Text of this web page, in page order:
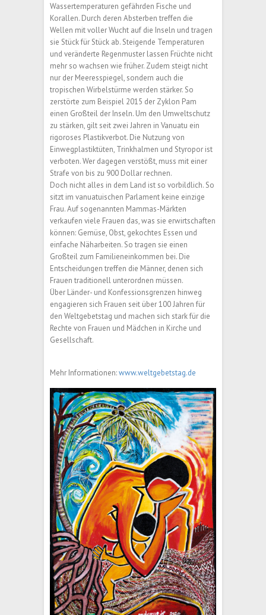
Wassertemperaturen gefährden ­Fische und
Korallen. Durch deren Absterben treffen die
Wellen mit voller Wucht auf die Inseln und tragen
sie Stück für Stück ab. Steigende Temperaturen
und veränderte Regenmuster lassen Früchte nicht
mehr so wachsen wie früher. Zudem steigt nicht
nur der Meeresspiegel, sondern auch die
tropischen Wirbelstürme werden stärker. So
zerstörte zum Beispiel 2015 der Zyklon Pam
einen Großteil der Inseln. Um den Umweltschutz
zu stärken, gilt seit zwei Jahren in Vanuatu ein
rigoroses Plastikverbot. Die Nutzung von
Einwegplastiktüten, Trinkhalmen und Styropor ist
verboten. Wer dagegen verstößt, muss mit einer
Strafe von bis zu 900 Dollar rechnen.
Doch nicht alles in dem Land ist so vorbildlich. So
sitzt im vanuatuischen Parlament keine einzige
Frau. Auf sogenannten Mammas-Märkten
verkaufen viele Frauen das, was sie erwirtschaften
können: Gemüse, Obst, gekochtes Essen und
einfache Näharbeiten. So tragen sie einen
Großteil zum Familieneinkommen bei. Die
Entscheidungen treffen die Männer, denen sich
Frauen traditionell unterordnen müssen.
Über Länder- und Konfessionsgrenzen hinweg
engagieren sich Frauen seit über 100 Jahren für
den Weltgebetstag und machen sich stark für die
Rechte von Frauen und Mädchen in Kirche und
Gesellschaft.
Mehr Informationen:www.weltgebetstag.de